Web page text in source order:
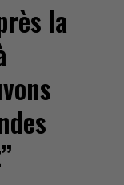
la